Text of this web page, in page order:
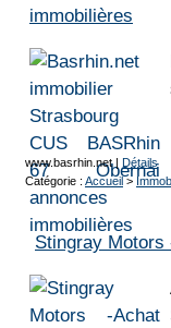
immobilières
www.basrhin.net| Détails
Catégorie : Accueil>
Stingray Motors